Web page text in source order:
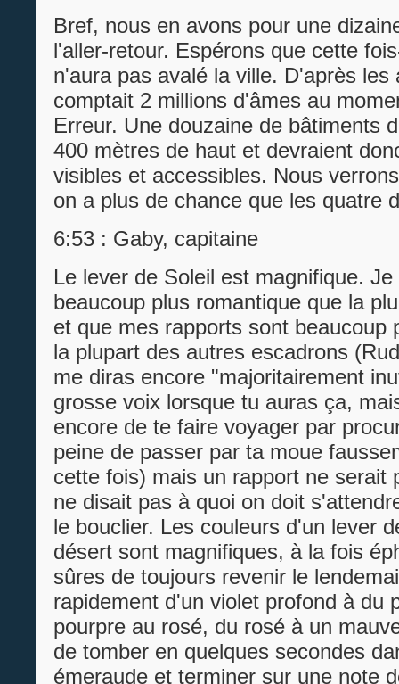
Bref, nous en avons pour une
l'aller-retour. Espérons que cette
n'aura pas avalé la ville. D'après les
comptait 2 millions d'âmes au
Erreur. Une douzaine de bâtiments
400 mètres de haut et devraient
visibles et accessibles. Nous
on a plus de chance que les quatre
6:53 : Gaby, capitaine
Le lever de Soleil est magnifique.
beaucoup plus romantique que la
et que mes rapports sont beaucoup
la plupart des autres escadrons
me diras encore "majoritairement
grosse voix lorsque tu auras ça,
encore de te faire voyager par
peine de passer par ta moue
cette fois) mais un rapport ne serait
ne disait pas à quoi on doit
le bouclier. Les couleurs d'un lever
désert sont magnifiques, à la fois
sûres de toujours revenir le
rapidement d'un violet profond à du
pourpre au rosé, du rosé à un
de tomber en quelques secondes
émeraude et terminer sur une note